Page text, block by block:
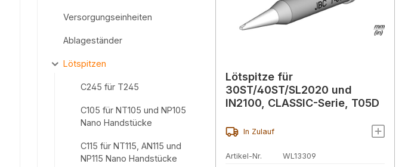
Versorgungseinheiten
Ablageständer
Lötspitzen
C245 für T245
C105 für NT105 und NP105
Nano Handstücke
C115 für NT115, AN115 und
NP115 Nano Handstücke
Lötspitze für
30ST/40ST/SL2020 und
IN2100, CLASSIC-Serie, T05D
In Zulauf
Artikel-Nr.
WL13309